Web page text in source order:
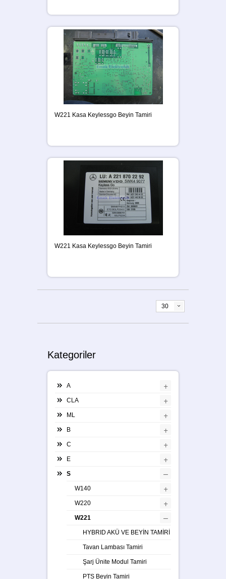
W221 Kasa Keylessgo Beyin Tamiri
W221 Kasa Keylessgo Beyin Tamiri
30
Kategoriler
A +
CLA +
ML +
B +
C +
E +
S –
W140 +
W220 +
W221 –
HYBRID AKÜ VE BEYİN TAMİRİ
Tavan Lambası Tamiri
Şarj Ünite Modul Tamiri
PTS Beyin Tamiri